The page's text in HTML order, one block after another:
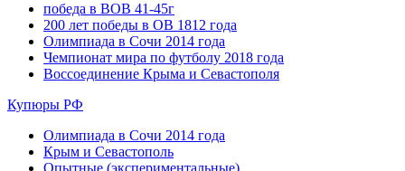
победа в ВОВ 41-45г
200 лет победы в ОВ 1812 года
Олимпиада в Сочи 2014 года
Чемпионат мира по футболу 2018 года
Воссоединение Крыма и Севастополя
Купюры РФ
Олимпиада в Сочи 2014 года
Крым и Севастополь